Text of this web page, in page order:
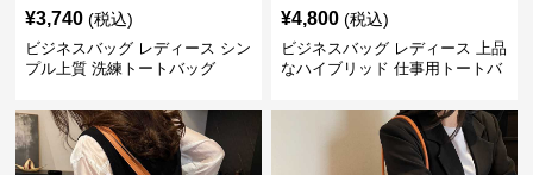
¥3,740 (税込)
ビジネスバッグ レディース シン
プル上質 洗練トートバッグ
¥4,800 (税込)
ビジネスバッグ レディース 上品
なハイブリッド 仕事用トートバ